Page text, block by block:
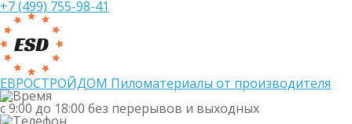
+7 (499) 755-98-41
ЕВРОСТРОЙДОМ Пиломатериалы от производителя
с 9:00 до 18:00 без перерывов и выходных